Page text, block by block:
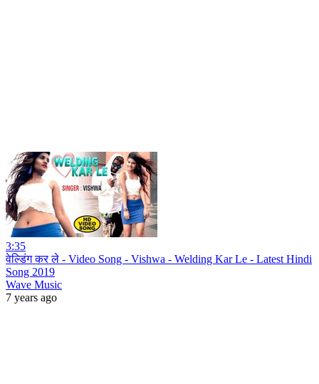
3:35
वेल्डिंग कर ले - Video Song - Vishwa - Welding Kar Le - Latest Hindi
Song 2019
Wave Music
7 years ago